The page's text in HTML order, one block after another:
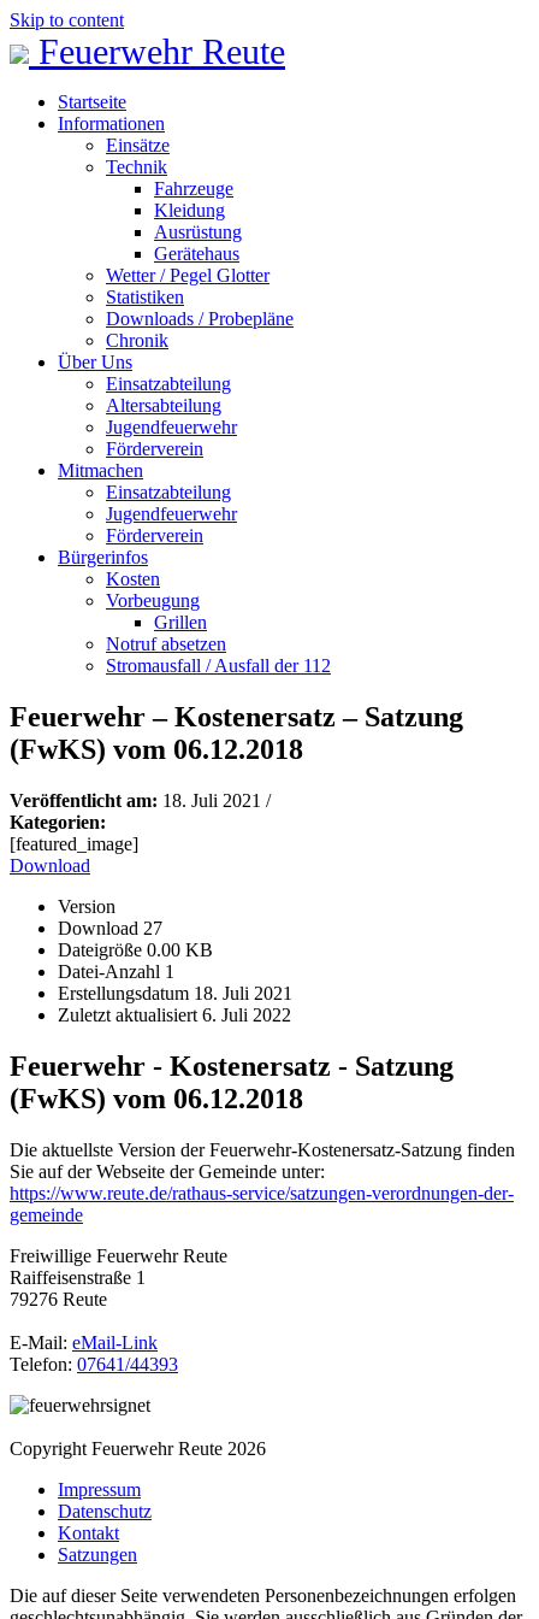
Skip to content
Feuerwehr Reute
Startseite
Informationen
Einsätze
Technik
Fahrzeuge
Kleidung
Ausrüstung
Gerätehaus
Wetter / Pegel Glotter
Statistiken
Downloads / Probepläne
Chronik
Über Uns
Einsatzabteilung
Altersabteilung
Jugendfeuerwehr
Förderverein
Mitmachen
Einsatzabteilung
Jugendfeuerwehr
Förderverein
Bürgerinfos
Kosten
Vorbeugung
Grillen
Notruf absetzen
Stromausfall / Ausfall der 112
Feuerwehr – Kostenersatz – Satzung
(FwKS) vom 06.12.2018
Veröffentlicht am: 18. Juli 2021 /
Kategorien:
[featured_image]
Download
Version
Download 27
Dateigröße 0.00 KB
Datei-Anzahl 1
Erstellungsdatum 18. Juli 2021
Zuletzt aktualisiert 6. Juli 2022
Feuerwehr - Kostenersatz - Satzung
(FwKS) vom 06.12.2018
Die aktuellste Version der Feuerwehr-Kostenersatz-Satzung finden
Sie auf der Webseite der Gemeinde unter:
https://www.reute.de/rathaus-service/satzungen-verordnungen-der-
gemeinde
Freiwillige Feuerwehr Reute
Raiffeisenstraße 1
79276 Reute
E-Mail: eMail-Link
Telefon: 07641/44393
Copyright Feuerwehr Reute 2026
Impressum
Datenschutz
Kontakt
Satzungen
Die auf dieser Seite verwendeten Personenbezeichnungen erfolgen